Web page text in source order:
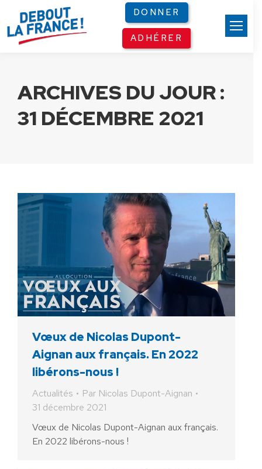
DONNER
ADHÉRER
ARCHIVES DU JOUR :
31 DÉCEMBRE 2021
Vœux de Nicolas Dupont-
Aignan aux français. En 2022
libérons-nous !
Actualités Par Nicolas Dupont-Aignan
31 décembre 2021
Vœux de Nicolas Dupont-Aignan aux français.
En 2022 libérons-nous !
Panneau de gestion des cookies